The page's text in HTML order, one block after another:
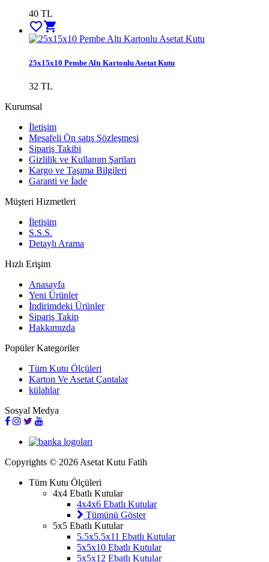
40 TL
favorite_border shopping_cart
25x15x10 Pembe Altı Kartonlu Asetat Kutu
32 TL
Kurumsal
İletişim
Mesafeli Ön satış Sözleşmesi
Sipariş Takibi
Gizlilik ve Kullanım Şartları
Kargo ve Taşıma Bilgileri
Garanti ve İade
Müşteri Hizmetleri
İletişim
S.S.S.
Detaylı Arama
Hızlı Erişim
Anasayfa
Yeni Ürünler
İndirimdeki Ürünler
Sipariş Takip
Hakkımızda
Popüler Kategoriler
Tüm Kutu Ölçüleri
Karton Ve Asetat Çantalar
külahlar
Sosyal Medya
Copyrights © 2026 Asetat Kutu Fatih
Tüm Kutu Ölçüleri
4x4 Ebatlı Kutular
4x4x6 Ebatlı Kutular
Tümünü Göster
5x5 Ebatlı Kutular
5.5x5.5x11 Ebatlı Kutular
5x5x10 Ebatlı Kutular
5x5x12 Ebatlı Kutular